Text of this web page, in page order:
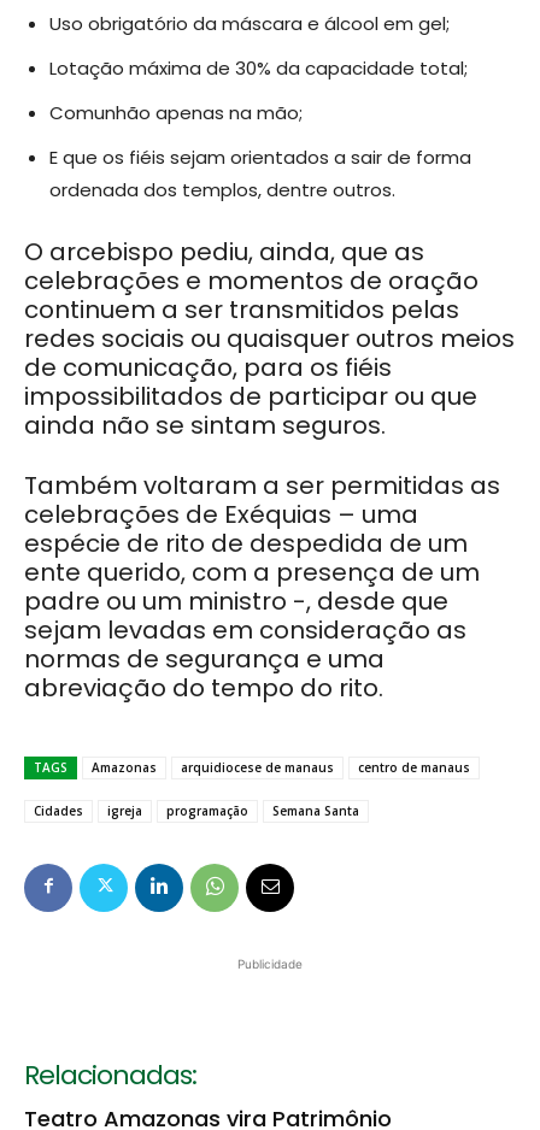
Uso obrigatório da máscara e álcool em gel;
Lotação máxima de 30% da capacidade total;
Comunhão apenas na mão;
E que os fiéis sejam orientados a sair de forma
ordenada dos templos, dentre outros.
O arcebispo pediu, ainda, que as
celebrações e momentos de oração
continuem a ser transmitidos pelas
redes sociais ou quaisquer outros meios
de comunicação, para os fiéis
impossibilitados de participar ou que
ainda não se sintam seguros.
Também voltaram a ser permitidas as
celebrações de Exéquias – uma
espécie de rito de despedida de um
ente querido, com a presença de um
padre ou um ministro -, desde que
sejam levadas em consideração as
normas de segurança e uma
abreviação do tempo do rito.
TAGS Amazonas arquidiocese de manaus centro de manaus
Cidades igreja programação Semana Santa
Publicidade
Relacionadas:
Teatro Amazonas vira Patrimônio